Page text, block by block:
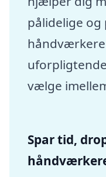
pålidelige og
håndværkere
vælge
Spar tid,